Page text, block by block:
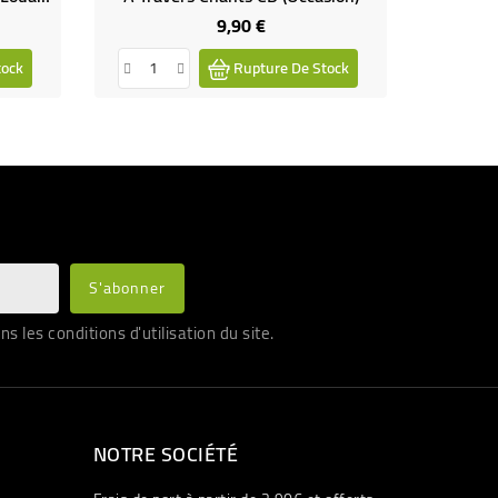
9,90 €Prix
Rupture De Stock
les conditions d'utilisation du site.
NOTRE SOCIÉTÉ